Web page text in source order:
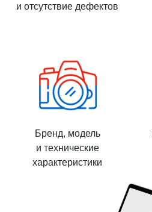
и отсутствие дефектов
Бренд, модель
и технические
характеристики